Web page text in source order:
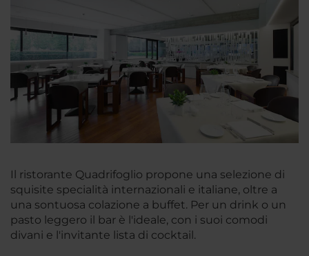
Il ristorante Quadrifoglio propone una selezione di
squisite specialità internazionali e italiane, oltre a
una sontuosa colazione a buffet. Per un drink o un
pasto leggero il bar è l'ideale, con i suoi comodi
divani e l'invitante lista di cocktail.